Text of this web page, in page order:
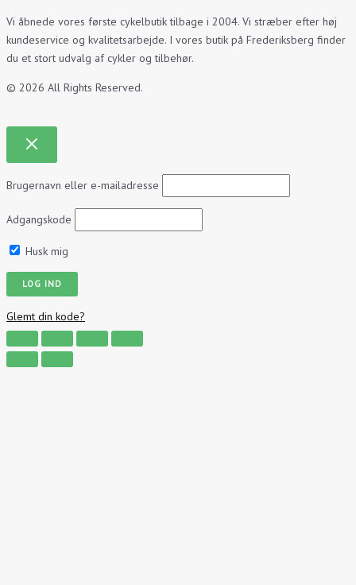
Vi åbnede vores første cykelbutik tilbage i 2004. Vi stræber efter høj
kundeservice og kvalitetsarbejde. I vores butik på Frederiksberg finder
du et stort udvalg af cykler og tilbehør.
© 2026 All Rights Reserved.
Brugernavn eller e-mailadresse
Adgangskode
Husk mig
Glemt din kode?